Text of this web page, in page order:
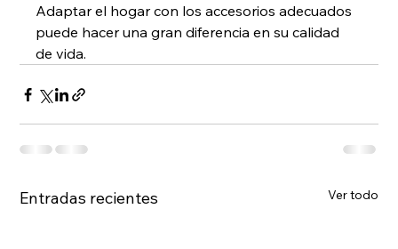
Adaptar el hogar con los accesorios adecuados
puede hacer una gran diferencia en su calidad
de vida.
Entradas recientes Ver todo